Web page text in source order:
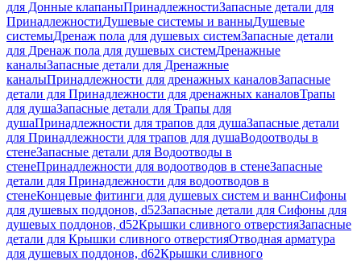
для Донные клапаныПринадлежностиЗапасные детали для
ПринадлежностиДушевые системы и ванныДушевые
системыДренаж пола для душевых системЗапасные детали
для Дренаж пола для душевых системДренажные
каналыЗапасные детали для Дренажные
каналыПринадлежности для дренажных каналовЗапасные
детали для Принадлежности для дренажных каналовТрапы
для душаЗапасные детали для Трапы для
душаПринадлежности для трапов для душаЗапасные детали
для Принадлежности для трапов для душаВодоотводы в
стенеЗапасные детали для Водоотводы в
стенеПринадлежности для водоотводов в стенеЗапасные
детали для Принадлежности для водоотводов в
стенеКонцевые фитинги для душевых систем и ваннСифоны
для душевых поддонов, d52Запасные детали для Сифоны для
душевых поддонов, d52Крышки сливного отверстияЗапасные
детали для Крышки сливного отверстияОтводная арматура
для душевых поддонов, d62Крышки сливного